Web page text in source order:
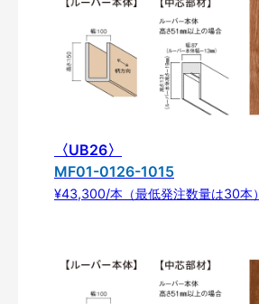
〈UB26〉
MF01-0126-1015
¥43,300/本（最低発注数量は30本）